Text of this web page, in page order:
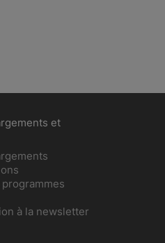
et
à la newsletter